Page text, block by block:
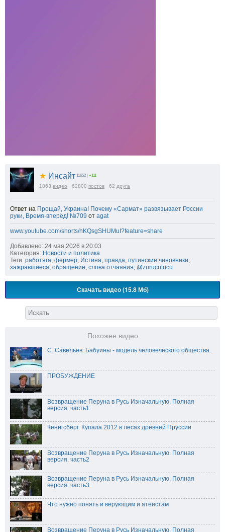
★ Инсайт 11652 | +111
1863 видео 62800 постов 62 друга
Ответ на Прощай, Украина! Почему «Сармат» развязывает России
руки, Время-вперёд! №709 от agat
www.youtube.com/shorts/hKQsgSHUMuI?feature=share
Добавлено: 24 мая 2026 в 20:03
Категория: Новости и политика
Теги: работяга фермер Истина правда путинские чиновники
зажравшиеся обращение слова отчаяния @zurucutucu
Скачать видео (15.8 Мб)
Похожее видео
С. Савельев. Бабуины - модель человеческого общества.
ПРОБУЖДЕНИЕ
Возвращение Перуна в Русь Изначальную. Полная
версия. часть1
Кенигсберг. Купала 2012 в лесах древней Пруссии.
Возвращение Перуна в Русь Изначальную. Полная
версия. часть2
Возвращение Перуна в Русь Изначальную. Полная
версия. часть3
Что нужно понять и верующим и атеистам
Возвращение Перуна в Русь Изначальную. Полная